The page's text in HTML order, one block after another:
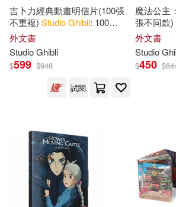
Jessica(2) Le Blanc(2)
Rayna(2) Steve(2)
Suzuki(2) Toshio(2)
Andrews(1) Daisuke(1)
David Lee(1) Felix(1)
Trafalgar Square(1)
博樂伯樂(1)
可超商取貨(139)
可海外宅配(140)
吉卜力經典動畫明信片(100張
不重複) StudioGhibli: 100
Collectible Postcards: Final
Frames from the Feature Films
外文書
StudioGhibli
$599 $948
試閱
魔法公主
張不同款)
Princess
Postcards
外文書
Studio
$450 $